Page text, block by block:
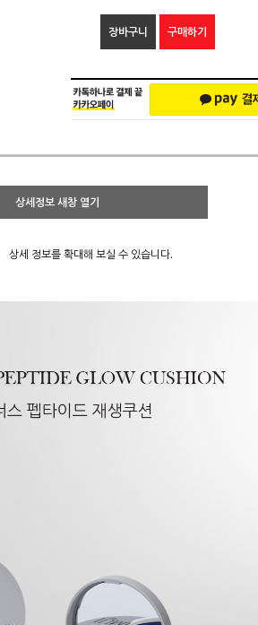
장바구니 구매하기
상세정보 새창 열기
상세 정보를 확대해 보실 수 있습니다.